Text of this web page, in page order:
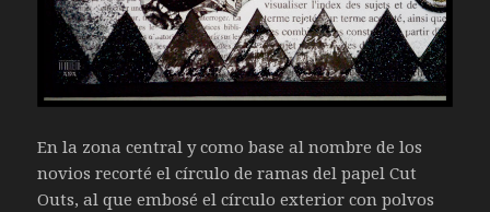
En la zona central y como base al nombre de los
novios recorté el círculo de ramas del papel Cut
Outs, al que embosé el círculo exterior con polvos